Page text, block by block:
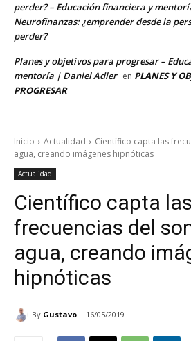
perder? – Educación financiera y
Neurofinanzas: ¿emprender desde la
perder?
Planes y objetivos para progresar –
mentoría | Daniel Adler en PLANES Y
PROGRESAR